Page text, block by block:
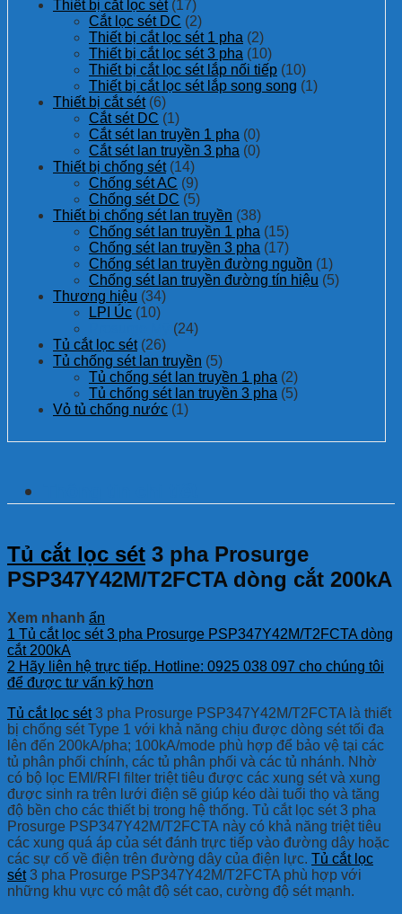
Thiết bị cắt lọc sét (17)
Cắt lọc sét DC (2)
Thiết bị cắt lọc sét 1 pha (2)
Thiết bị cắt lọc sét 3 pha (10)
Thiết bị cắt lọc sét lắp nối tiếp (10)
Thiết bị cắt lọc sét lắp song song (1)
Thiết bị cắt sét (6)
Cắt sét DC (1)
Cắt sét lan truyền 1 pha (0)
Cắt sét lan truyền 3 pha (0)
Thiết bị chống sét (14)
Chống sét AC (9)
Chống sét DC (5)
Thiết bị chống sét lan truyền (38)
Chống sét lan truyền 1 pha (15)
Chống sét lan truyền 3 pha (17)
Chống sét lan truyền đường nguồn (1)
Chống sét lan truyền đường tín hiệu (5)
Thương hiệu (34)
LPI Úc (10)
(24)
Tủ cắt lọc sét (26)
Tủ chống sét lan truyền (5)
Tủ chống sét lan truyền 1 pha (2)
Tủ chống sét lan truyền 3 pha (5)
Vỏ tủ chống nước (1)
Tủ cắt lọc sét 3 pha Prosurge
PSP347Y42M/T2FCTA dòng cắt 200kA
Xem nhanh ẩn
1 Tủ cắt lọc sét 3 pha Prosurge PSP347Y42M/T2FCTA dòng
cắt 200kA
2 Hãy liên hệ trực tiếp. Hotline: 0925 038 097 cho chúng tôi
để được tư vấn kỹ hơn
Tủ cắt lọc sét3 pha Prosurge PSP347Y42M/T2FCTA là thiết
bị chống sét Type 1 với khả năng chịu được dòng sét tối đa
lên đến 200kA/pha; 100kA/mode phù hợp để bảo vệ tại các
tủ phân phối chính, các tủ phân phối và các tủ nhánh. Nhờ
có bộ lọc EMI/RFI filter triệt tiêu được các xung sét và xung
được sinh ra trên lưới điện sẽ giúp kéo dài tuổi thọ và tăng
độ bền cho các thiết bị trong hệ thống. Tủ cắt lọc sét 3 pha
Prosurge PSP347Y42M/T2FCTA này có khả năng triệt tiêu
các xung quá áp của sét đánh trực tiếp vào đường dây hoặc
các sự cố về điện trên đường dây của điện lực. Tủ cắt lọc
sét3 pha Prosurge PSP347Y42M/T2FCTA phù hợp với
những khu vực có mật độ sét cao, cường độ sét mạnh.